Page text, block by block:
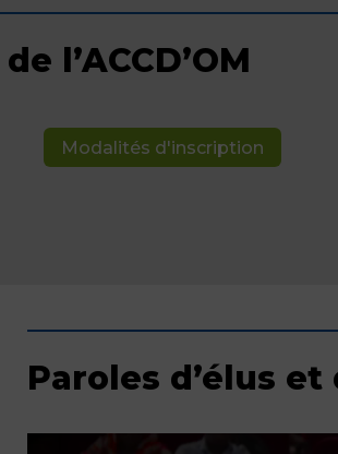
l’ACCD’OM
Modalités d'inscription
Paroles d’élus